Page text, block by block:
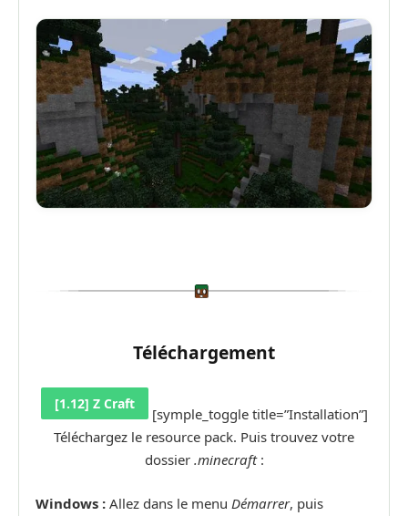
Téléchargement
[1.12] Z Craft
[symple_toggle title=”Installation”]
Téléchargez le resource pack. Puis trouvez votre
dossier .minecraft:
Windows : Allez dans le menu Démarrer, puis